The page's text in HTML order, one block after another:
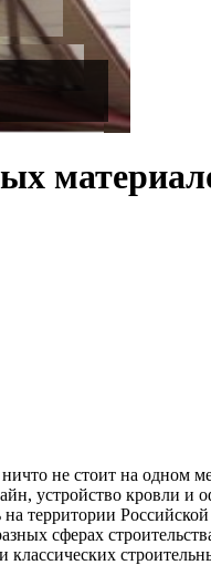
не стоит на одном
устройство кровли
территории
сферах